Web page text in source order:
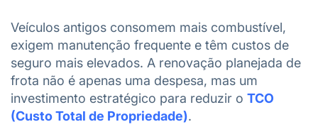
Veículos antigos consomem mais combustível,
exigem manutenção frequente e têm custos de
seguro mais elevados. A renovação planejada de
frota não é apenas uma despesa, mas um
investimento estratégico para reduzir o TCO
(Custo Total de Propriedade).